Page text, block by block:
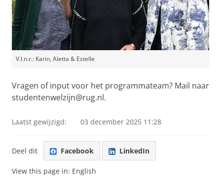
V.l.n.r.: Karin, Aletta & Estelle
Vragen of input voor het programmateam? Mail naar
studentenwelzijn@rug.nl.
Laatst gewijzigd: 03 december 2025 11:28
Deel dit Facebook LinkedIn
View this page in: English